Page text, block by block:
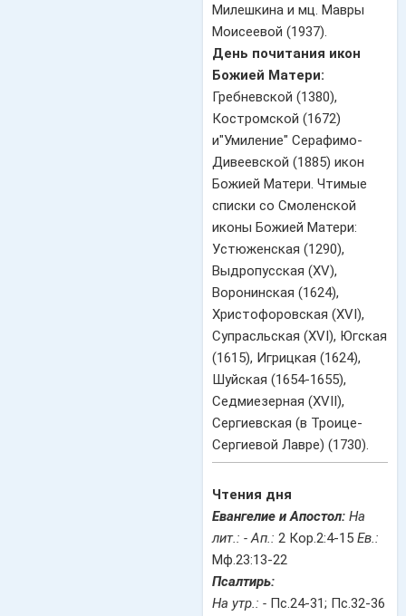
Милешкина и мц. Мавры
Моисеевой (1937).
День почитания икон
Божией Матери:
Гребневской (1380),
Костромской (1672)
и"Умиление" Серафимо-
Дивеевской (1885) икон
Божией Матери. Чтимые
списки со Смоленской
иконы Божией Матери:
Устюженская (1290),
Выдропусская (XV),
Воронинская (1624),
Христофоровская (XVI),
Супрасльская (XVI), Югская
(1615), Игрицкая (1624),
Шуйская (1654-1655),
Седмиезерная (XVII),
Сергиевская (в Троице-
Сергиевой Лавре) (1730).
Чтения дня
Евангелие и Апостол: На
лит.: - Ап.: 2 Кор.2:4-15 Ев.:
Мф.23:13-22
Псалтирь:
На утр.: - Пс.24-31; Пс.32-36